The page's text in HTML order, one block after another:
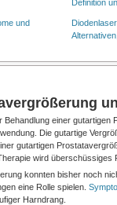
Definition
und
Behandlung einer
Die gutartige
gutartigen
wird überschüssiges
konnten bisher noch
eine Rolle spielen.
Harndrang.